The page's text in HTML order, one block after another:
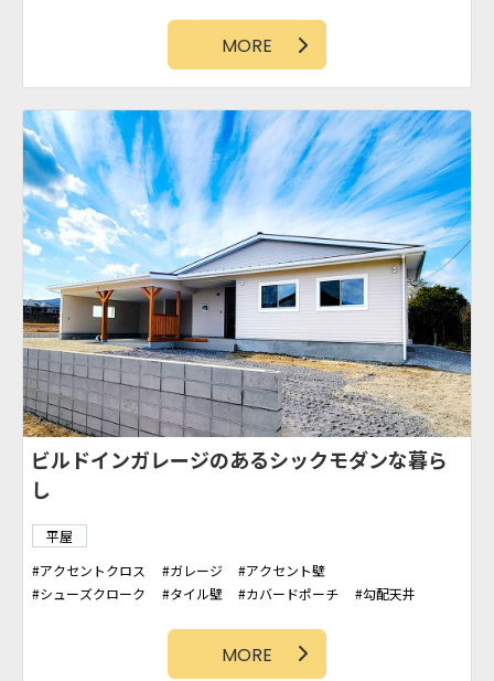
勾配天井
MORE
ビルドインガレージのあるシックモダンな暮ら
し
平屋
アクセントクロス
ガレージ
アクセント壁
シューズクローク
タイル壁 カバードポーチ
勾配天井
MORE